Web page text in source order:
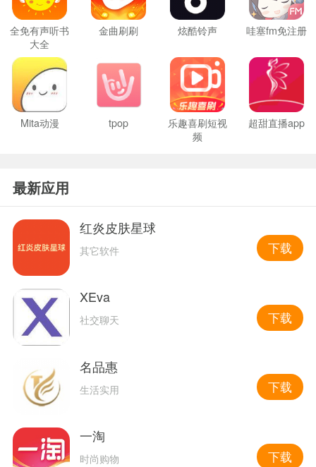
全免有声听书
大全
金曲刷刷 炫酷铃声 哇塞fm免注册
Mita动漫 tpop
乐趣喜刷短视
频
超甜直播app
最新应用
红炎皮肤星球
其它软件 下载
XEva
社交聊天 下载
名品惠
生活实用 下载
一淘
时尚购物 下载